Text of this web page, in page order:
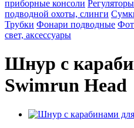
приборные консоли
подводной охоты, слинги
Трубки Фонари подводные
свет, аксессуары
Шнур с
Swimrun Head